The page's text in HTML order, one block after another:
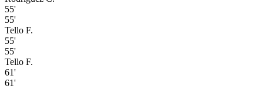
55'
55'
Tello F.
55'
55'
Tello F.
61'
61'